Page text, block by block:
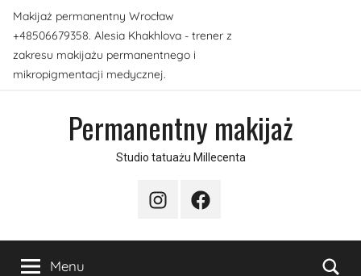
Przejdź
do
treści
Makijaż permanentny Wrocław
+48506679358. Alesia Khakhlova - trener z
zakresu makijażu permanentnego i
mikropigmentacji medycznej.
Permanentny makijaż
Studio tatuażu Millecenta
InstagramFacebook
Menu